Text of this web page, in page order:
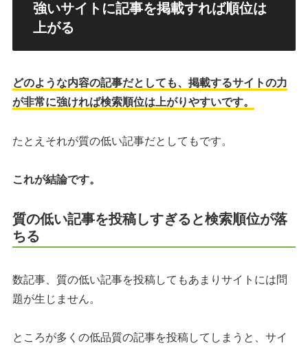
強いサイトに記事を掲載すれば順位は
上がる
どのような内容の記事だとしても、掲載するサイトの力
が非常に強ければ検索順位は上がりやすいです。
たとえそれが質の低い記事だとしてもです。
これが結論です。
質の低い記事を投稿しすぎると検索順位が落
ちる
数記事、質の低い記事を投稿してもあまりサイトには問
題が生じません。
ところが多くの低品質の記事を投稿してしまうと、サイ